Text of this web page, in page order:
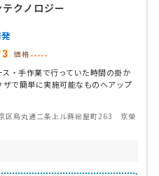
クノロジー
3 価格 -----
・手作業で行っていた時間の掛か
ザで簡単に実施可能なものへアップ
区烏丸通二条上ル蒔絵屋町263 京榮